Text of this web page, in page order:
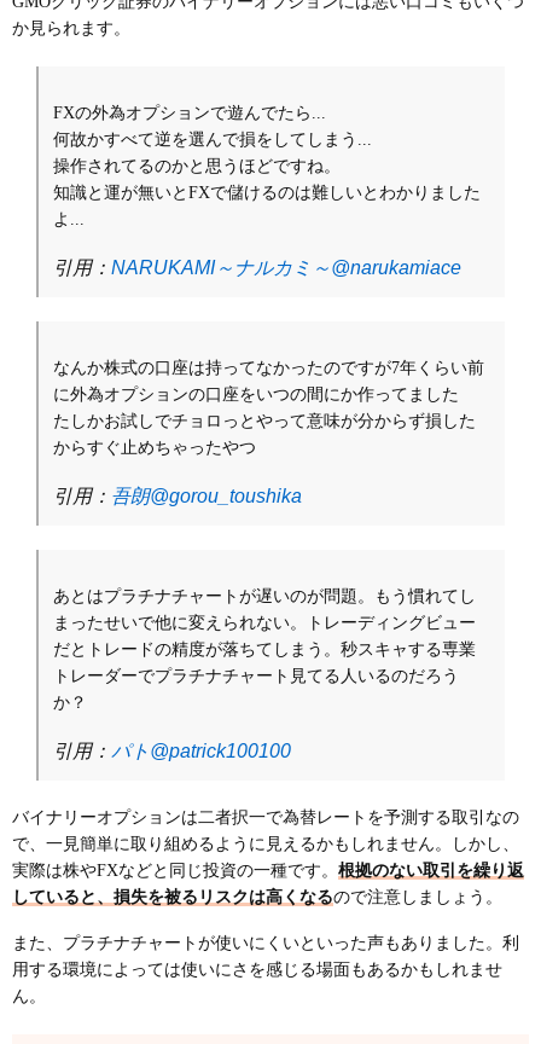
か見られます。
FXの外為オプションで遊んでたら...
何故かすべて逆を選んで損をしてしまう...
操作されてるのかと思うほどですね。
知識と運が無いとFXで儲けるのは難しいとわかりました
よ...
引用： NARUKAMI～ナルカミ～@narukamiace
なんか株式の口座は持ってなかったのですが7年くらい前
に外為オプションの口座をいつの間にか作ってました
たしかお試しでチョロっとやって意味が分からず損した
からすぐ止めちゃったやつ
引用： 吾朗@gorou_toushika
あとはプラチナチャートが遅いのが問題。もう慣れてし
まったせいで他に変えられない。トレーディングビュー
だとトレードの精度が落ちてしまう。秒スキャする専業
トレーダーでプラチナチャート見てる人いるのだろう
か？
引用： パト@patrick100100
バイナリーオプションは二者択一で為替レートを予測する取引なの
で、一見簡単に取り組めるように見えるかもしれません。しかし、
実際は株やFXなどと同じ投資の一種です。 根拠のない取引を繰り返
していると、損失を被るリスクは高くなるので注意しましょう。
また、プラチナチャートが使いにくいといった声もありました。利
用する環境によっては使いにさを感じる場面もあるかもしれませ
ん。